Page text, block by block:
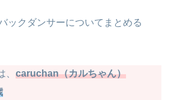
ックダンサーについてまとめる
、caruchan（カルちゃん）